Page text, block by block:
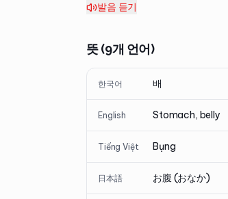
발음 듣기
뜻 (9개 언어)
한국어 배
English Stomach, belly
Tiếng Việt Bụng
日本語 お腹 (おなか)